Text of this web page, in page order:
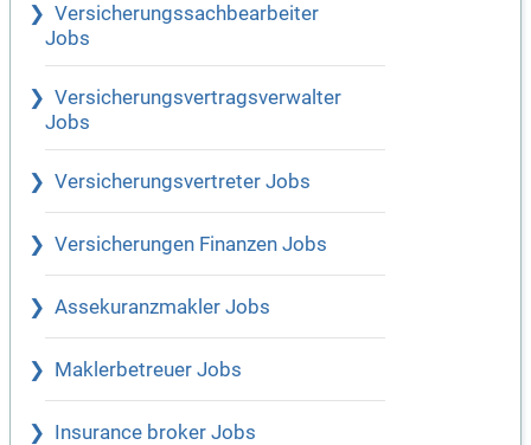
Versicherungssachbearbeiter
Jobs
Versicherungsvertragsverwalter
Jobs
Versicherungsvertreter Jobs
Versicherungen Finanzen Jobs
Assekuranzmakler Jobs
Maklerbetreuer Jobs
Insurance broker Jobs